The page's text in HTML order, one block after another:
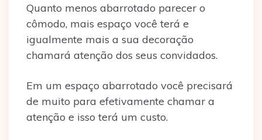
Quanto menos abarrotado parecer o
cômodo, mais espaço você terá e
igualmente mais a sua decoração
chamará atenção dos seus convidados.
Em um espaço abarrotado você precisará
de muito para efetivamente chamar a
atenção e isso terá um custo.